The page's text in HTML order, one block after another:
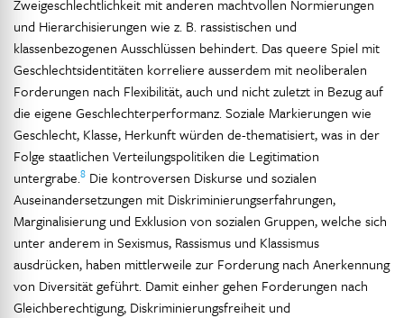
Zweigeschlechtlichkeit mit anderen machtvollen Normierungen
und Hierarchisierungen wie z. B. rassistischen und
klassenbezogenen Ausschlüssen behindert. Das queere Spiel mit
Geschlechtsidentitäten korreliere ausserdem mit neoliberalen
Forderungen nach Flexibilität, auch und nicht zuletzt in Bezug auf
die eigene Geschlechterperformanz. Soziale Markierungen wie
Geschlecht, Klasse, Herkunft würden de-thematisiert, was in der
Folge staatlichen Verteilungspolitiken die Legitimation
untergrabe.8 Die kontroversen Diskurse und sozialen
Auseinandersetzungen mit Diskriminierungserfahrungen,
Marginalisierung und Exklusion von sozialen Gruppen, welche sich
unter anderem in Sexismus, Rassismus und Klassismus
ausdrücken, haben mittlerweile zur Forderung nach Anerkennung
von Diversität geführt. Damit einher gehen Forderungen nach
Gleichberechtigung, Diskriminierungsfreiheit und